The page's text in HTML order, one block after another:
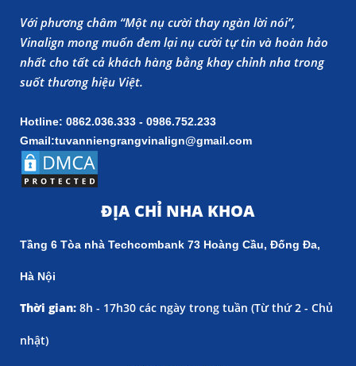
Với phương châm “Một nụ cười thay ngàn lời nói”,
Vinalign mong muốn đem lại nụ cười tự tin và hoàn hảo
nhất cho tất cả khách hàng bằng khay chỉnh nha trong
suốt thương hiệu Việt.
Hotline: 0862.036.333 - 0986.752.233
Gmail:tuvanniengrangvinalign@gmail.com
ĐỊA CHỈ NHA KHOA
Tầng 6 Tòa nhà Techcombank 73 Hoàng Cầu, Đống Đa,
Hà Nội
Thời gian: 8h - 17h30 các ngày trong tuần (Từ thứ 2 - Chủ
nhật)